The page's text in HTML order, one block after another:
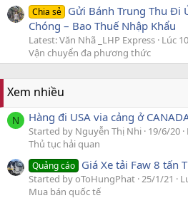
Chia sẻ Gửi Bánh Trung Thu Đi
Chóng – Bao Thuế Nhập Khẩu
Latest: Văn Nhã _LHP Express Lúc
Vận chuyển đa phương thức
Xem nhiều
N Hàng đi USA via cảng ở
Started by Nguyễn Thị Nhi 19/6/20
Thủ tục hải quan
Quảng cáo Giá Xe tải Faw 8 tấn
Started by oToHungPhat 25/1/21
Mua bán quốc tế